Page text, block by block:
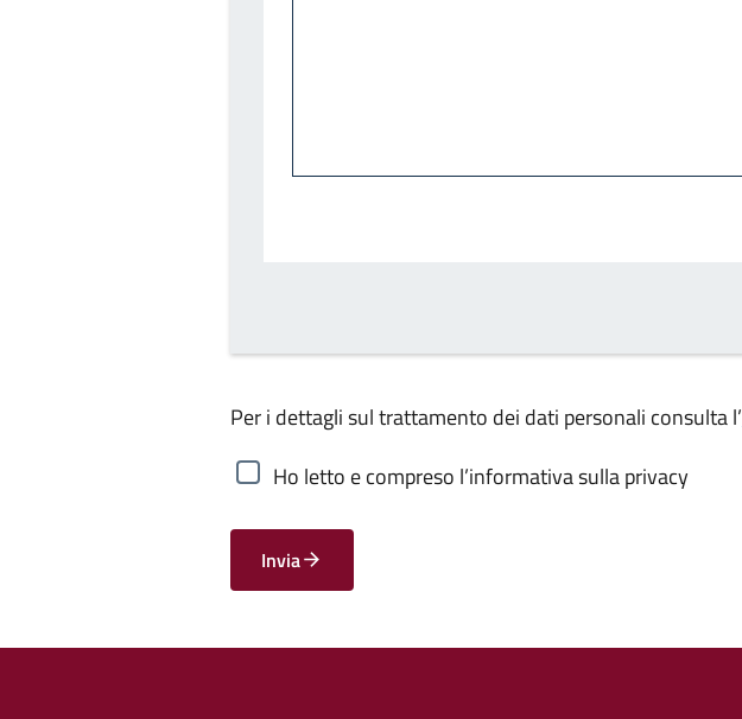
Per i dettagli sul trattamento dei dati personali consulta l’
Ho letto e compreso l’informativa sulla privacy
Invia